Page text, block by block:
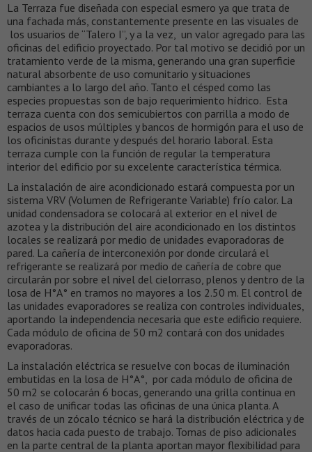
La Terraza fue diseñada con especial esmero ya que trata de
una fachada más, constantemente presente en las visuales de
los usuarios de “Talero I”, y a la vez, un valor agregado para las
oficinas del edificio proyectado. Por tal motivo se decidió por un
tratamiento verde de la misma, generando una gran superficie
natural absorbente de uso comunitario y situaciones
cambiantes a lo largo del año. Tanto el césped como las
especies propuestas son de bajo requerimiento hídrico. Esta
terraza cuenta con dos semicubiertos con parrilla a modo de
espacios de usos múltiples y bancos de hormigón para el uso de
los oficinistas durante y después del horario laboral. Esta
terraza cumple con la función de regular la temperatura
interior del edificio por su excelente característica térmica.
La instalación de aire acondicionado estará compuesta por un
sistema VRV (Volumen de Refrigerante Variable) frío calor. La
unidad condensadora se colocará al exterior en el nivel de
azotea y la distribución del aire acondicionado en los distintos
locales se realizará por medio de unidades evaporadoras de
pared. La cañería de interconexión por donde circulará el
refrigerante se realizará por medio de cañería de cobre que
circularán por sobre el nivel del cielorraso, plenos y dentro de la
losa de H°A° en tramos no mayores a los 2.50 m. El control de
las unidades evaporadores se realiza con controles individuales,
aportando la independencia necesaria que este edificio requiere.
Cada módulo de oficina de 50 m2 contará con dos unidades
evaporadoras.
La instalación eléctrica se resuelve con bocas de iluminación
embutidas en la losa de H°A°, por cada módulo de oficina de
50 m2 se colocarán 6 bocas, generando una grilla continua en
el caso de unificar todas las oficinas de una única planta. A
través de un zócalo técnico se hará la distribución eléctrica y de
datos hacia cada puesto de trabajo. Tomas de piso adicionales
en la parte central de la planta aportan mayor flexibilidad para